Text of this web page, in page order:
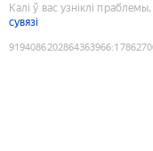
Калі ў вас узніклі
сувязі
9194086202864363966: